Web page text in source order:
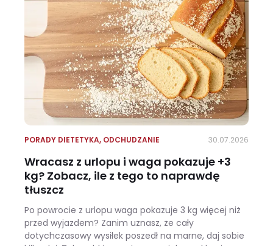
PORADY DIETETYKA, ODCHUDZANIE 30.07.2026
Wracasz z urlopu i waga pokazuje +3
kg? Zobacz, ile z tego to naprawdę
tłuszcz
Po powrocie z urlopu waga pokazuje 3 kg więcej niż
przed wyjazdem? Zanim uznasz, że cały
dotychczasowy wysiłek poszedł na marne, daj sobie